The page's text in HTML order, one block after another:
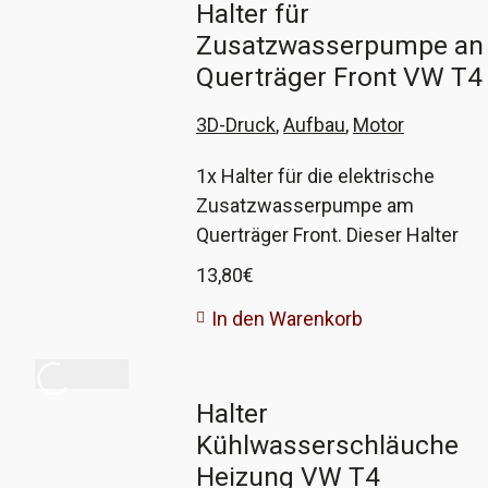
diese aus haltbarem
hitzebeständigem Material an. Die
VW-Vergleichsnummer der Rohre
Halter für
Zusatzwasserpumpe an
Querträger Front VW T4
3D-Druck,Aufbau, Motor
1x Halter für die elektrische
Zusatzwasserpumpe am
Querträger Front. Dieser Halter
hält die elektrische
einen
Wasserschläuche zwischen
Motor und Kühler. VW-
Vergleichsnummer 044 121 093C
13,80€
In den Warenkorb
Halter
Kühlwasserschläuche
Heizung VW T4